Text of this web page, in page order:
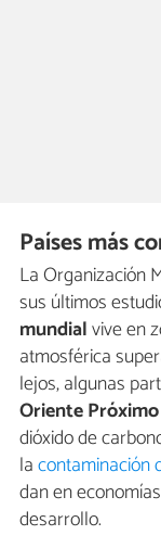
Países más
La Organización
sus últimos
mundialvive en
atmosférica
lejos, algunas
Oriente Próximo
dióxido de
lacontaminación
dan en
desarrollo.